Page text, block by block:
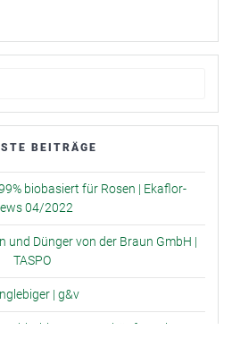
BEITRÄGE
biobasiert für Rosen | Ekaflor-
04/2022
und Dünger von der Braun GmbH |
TASPO
| g&v
Wertschöpfungskette